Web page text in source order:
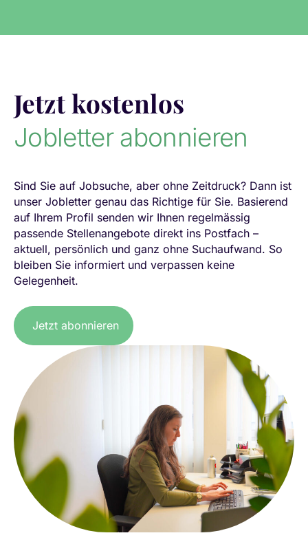
Jetzt kostenlos
Jobletter abonnieren
Sind Sie auf Jobsuche, aber ohne Zeitdruck? Dann ist
unser Jobletter genau das Richtige für Sie. Basierend
auf Ihrem Profil senden wir Ihnen regelmässig
passende Stellenangebote direkt ins Postfach –
aktuell, persönlich und ganz ohne Suchaufwand. So
bleiben Sie informiert und verpassen keine
Gelegenheit.
Jetzt abonnieren